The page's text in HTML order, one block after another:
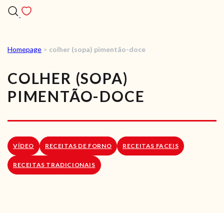
RECEITAS
VÍDEOS
RECEITAS VEGGIE
LOJA ONLINE
Homepage > colher (sopa) pimentão-doce
COLHER (SOPA)
PIMENTÃO-DOCE
VÍDEO RECEITAS DE FORNO RECEITAS FACEIS
RECEITAS TRADICIONAIS